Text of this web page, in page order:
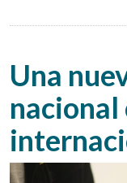
Una
nacional